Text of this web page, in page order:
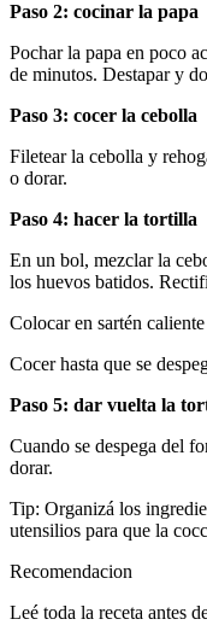
Paso 2: cocinar la papa
Pochar la papa en poco
de minutos. Destapar y
Paso 3: cocer la cebolla
Filetear la cebolla y
o dorar.
Paso 4: hacer la tortilla
En un bol, mezclar la
los huevos batidos.
Colocar en sartén
Cocer hasta que se
Paso 5: dar vuelta la
Cuando se despega del
dorar.
Tip: Organizá los
utensilios para que la
Recomendacion
Leé toda la receta antes